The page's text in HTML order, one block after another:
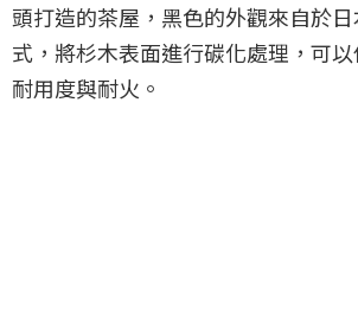
頭打造的茶屋，黑色的外觀來自於
式，將杉木表面進行碳化處理，可
耐用度與耐火。